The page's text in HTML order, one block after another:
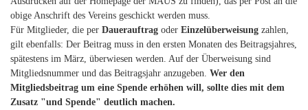
obige Anschrift des Vereins geschickt werden muss.
Für Mitglieder, die per Dauerauftrag oder Einzelüberweisung zahlen,
gilt ebenfalls: Der Beitrag muss in den ersten Monaten des Beitragsjahres,
spätestens im März, überwiesen werden. Auf der Überweisung sind
Mitgliedsnummer und das Beitragsjahr anzugeben. Wer den
Mitgliedsbeitrag um eine Spende erhöhen will, sollte dies mit dem
Zusatz "und Spende" deutlich machen.